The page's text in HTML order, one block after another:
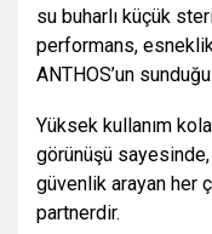
su buharlı küçük
performans, esneklik
ANTHOS’un
Yüksek kullanım
görünüşü
güvenlik arayan her
partnerdir.